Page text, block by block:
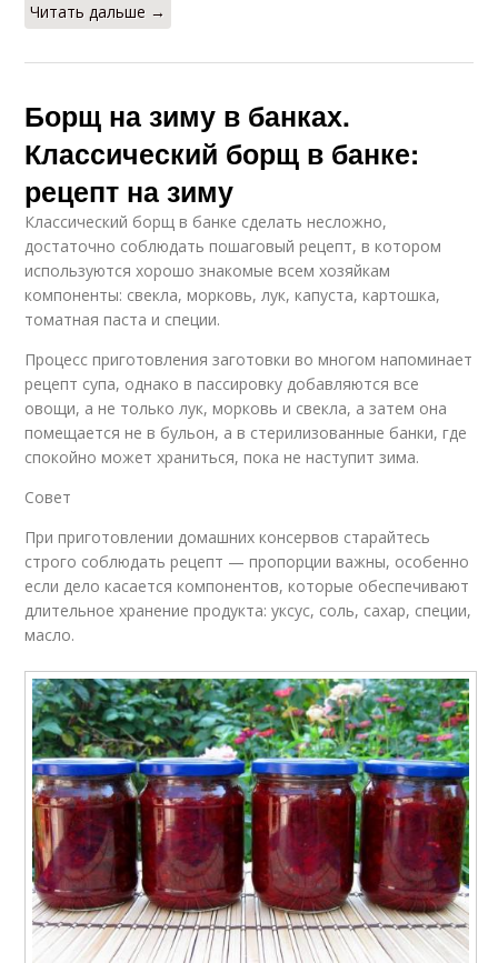
Читать дальше →
Борщ на зиму в банках.
Классический борщ в банке:
рецепт на зиму
Классический борщ в банке сделать несложно,
достаточно соблюдать пошаговый рецепт, в котором
используются хорошо знакомые всем хозяйкам
компоненты: свекла, морковь, лук, капуста, картошка,
томатная паста и специи.
Процесс приготовления заготовки во многом напоминает
рецепт супа, однако в пассировку добавляются все
овощи, а не только лук, морковь и свекла, а затем она
помещается не в бульон, а в стерилизованные банки, где
спокойно может храниться, пока не наступит зима.
Совет
При приготовлении домашних консервов старайтесь
строго соблюдать рецепт — пропорции важны, особенно
если дело касается компонентов, которые обеспечивают
длительное хранение продукта: уксус, соль, сахар, специи,
масло.